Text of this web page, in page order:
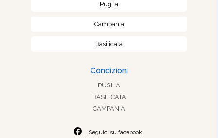
Puglia
Campania
Basilicata
Condizioni
PUGLIA
BASILICATA
CAMPANIA
Seguici su facebook